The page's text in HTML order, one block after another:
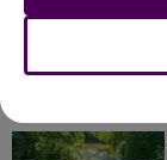
À LA UNE